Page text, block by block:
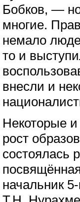
Бобков, —
многие.
немало
то и
внесли и
Некоторые
рост
состоялась
начальник